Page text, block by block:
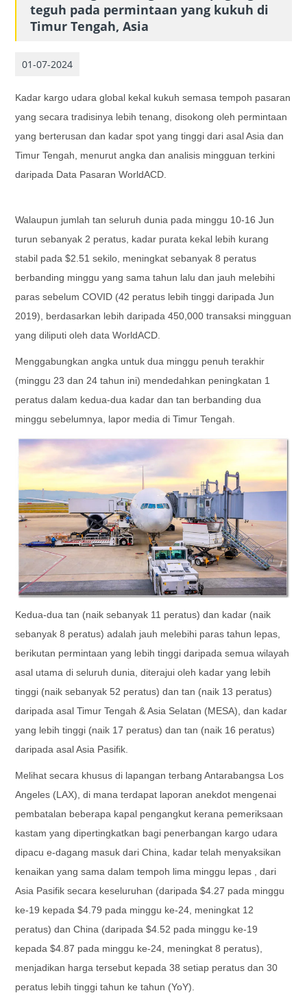
teguh pada permintaan yang kukuh di
Timur Tengah, Asia
01-07-2024
Kadar kargo udara global kekal kukuh semasa tempoh pasaran
yang secara tradisinya lebih tenang, disokong oleh permintaan
yang berterusan dan kadar spot yang tinggi dari asal Asia dan
Timur Tengah, menurut angka dan analisis mingguan terkini
daripada Data Pasaran WorldACD.
Walaupun jumlah tan seluruh dunia pada minggu 10-16 Jun
turun sebanyak 2 peratus, kadar purata kekal lebih kurang
stabil pada $2.51 sekilo, meningkat sebanyak 8 peratus
berbanding minggu yang sama tahun lalu dan jauh melebihi
paras sebelum COVID (42 peratus lebih tinggi daripada Jun
2019), berdasarkan lebih daripada 450,000 transaksi mingguan
yang diliputi oleh data WorldACD.
Menggabungkan angka untuk dua minggu penuh terakhir
(minggu 23 dan 24 tahun ini) mendedahkan peningkatan 1
peratus dalam kedua-dua kadar dan tan berbanding dua
minggu sebelumnya, lapor media di Timur Tengah.
Kedua-dua tan (naik sebanyak 11 peratus) dan kadar (naik
sebanyak 8 peratus) adalah jauh melebihi paras tahun lepas,
berikutan permintaan yang lebih tinggi daripada semua wilayah
asal utama di seluruh dunia, diterajui oleh kadar yang lebih
tinggi (naik sebanyak 52 peratus) dan tan (naik 13 peratus)
daripada asal Timur Tengah & Asia Selatan (MESA), dan kadar
yang lebih tinggi (naik 17 peratus) dan tan (naik 16 peratus)
daripada asal Asia Pasifik.
Melihat secara khusus di lapangan terbang Antarabangsa Los
Angeles (LAX), di mana terdapat laporan anekdot mengenai
pembatalan beberapa kapal pengangkut kerana pemeriksaan
kastam yang dipertingkatkan bagi penerbangan kargo udara
dipacu e-dagang masuk dari China, kadar telah menyaksikan
kenaikan yang sama dalam tempoh lima minggu lepas , dari
Asia Pasifik secara keseluruhan (daripada $4.27 pada minggu
ke-19 kepada $4.79 pada minggu ke-24, meningkat 12
peratus) dan China (daripada $4.52 pada minggu ke-19
kepada $4.87 pada minggu ke-24, meningkat 8 peratus),
menjadikan harga tersebut kepada 38 setiap peratus dan 30
peratus lebih tinggi tahun ke tahun (YoY).